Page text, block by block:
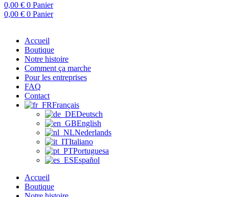
0,00 € 0 Panier
0,00 € 0 Panier
Accueil
Boutique
Notre histoire
Comment ça marche
Pour les entreprises
FAQ
Contact
Français
Deutsch
English
Nederlands
Italiano
Portuguesa
Español
Accueil
Boutique